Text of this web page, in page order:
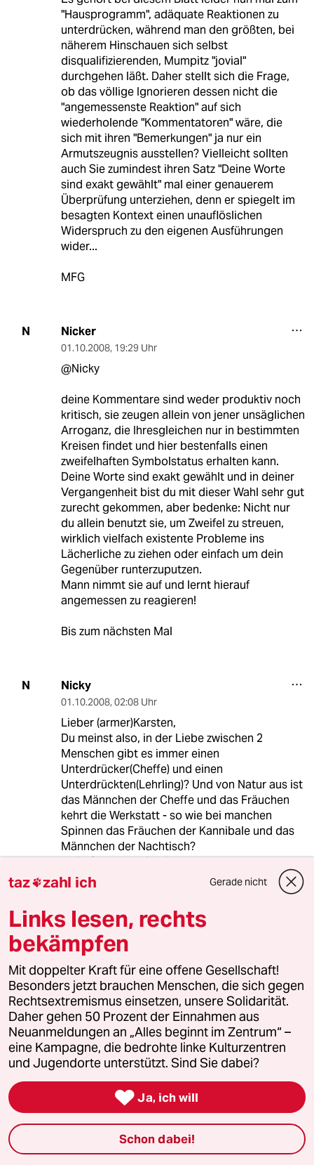
"Hausprogramm", adäquate Reaktionen zu
unterdrücken, während man den größten, bei
näherem Hinschauen sich selbst
disqualifizierenden, Mumpitz "jovial"
durchgehen läßt. Daher stellt sich die Frage,
ob das völlige Ignorieren dessen nicht die
"angemessenste Reaktion" auf sich
wiederholende "Kommentatoren" wäre, die
sich mit ihren "Bemerkungen" ja nur ein
Armutszeugnis ausstellen? Vielleicht sollten
auch Sie zumindest ihren Satz "Deine Worte
sind exakt gewählt" mal einer genauerem
Überprüfung unterziehen, denn er spiegelt im
besagten Kontext einen unauflöslichen
Widerspruch zu den eigenen Ausführungen
wider...
MFG
N Nicker
01.10.2008, 19:29 Uhr
@Nicky
deine Kommentare sind weder produktiv noch
kritisch, sie zeugen allein von jener unsäglichen
Arroganz, die Ihresgleichen nur in bestimmten
Kreisen findet und hier bestenfalls einen
zweifelhaften Symbolstatus erhalten kann.
Deine Worte sind exakt gewählt und in deiner
Vergangenheit bist du mit dieser Wahl sehr gut
zurecht gekommen, aber bedenke: Nicht nur
du allein benutzt sie, um Zweifel zu streuen,
wirklich vielfach existente Probleme ins
Lächerliche zu ziehen oder einfach um dein
Gegenüber runterzuputzen.
Mann nimmt sie auf und lernt hierauf
angemessen zu reagieren!
Bis zum nächsten Mal
N Nicky
01.10.2008, 02:08 Uhr
Lieber (armer)Karsten,
Du meinst also, in der Liebe zwischen 2
Menschen gibt es immer einen
Unterdrücker(Cheffe) und einen
Unterdrückten(Lehrling)? Und von Natur aus ist
das Männchen der Cheffe und das Fräuchen
kehrt die Werkstatt - so wie bei manchen
Spinnen das Fräuchen der Kannibale und das
Männchen der Nachtisch?
Mein Gott! Das sind ja
Horrorwahnvorstellungen!
Vielleicht brauchst Du und deine verbitterten
Leidesgenossen doch professionelle Hilfe.
Ich empfehle:http://www.maennerberatung.de/
K Karsten
29.09.2008 ,18:01 Uhr
Meine bescheidene "erzkonservative" (oder wie
auch immer definierte) Meinung:
Es wird von selbsternannten "Feministinnen"
Rollenmustern", "Selbstfindungskrise des
Mannes" usw. palawert. Man muß sich doch
mal eines vergegenwärtigen: Das, was hier, in
dieser satten, prallen Überflußgesellschaft, die
sich solche Mätzchen offenbar "leisten" kann,
taz zahl ich Gerade nicht
Links lesen, rechts
bekämpfen
Mit doppelter Kraft für eine offene Gesellschaft!
Besonders jetzt brauchen Menschen, die sich gegen
Rechtsextremismus einsetzen, unsere Solidarität.
Daher gehen 50 Prozent der Einnahmen aus
Neuanmeldungen an „Alles beginnt im Zentrum“ –
eine Kampagne, die bedrohte linke Kulturzentren
und Jugendorte unterstützt. Sind Sie dabei?
 Ja, ich will
Schon dabei!